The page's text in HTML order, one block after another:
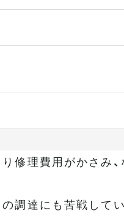
修理費用がかさみ、
調達にも苦戦してい